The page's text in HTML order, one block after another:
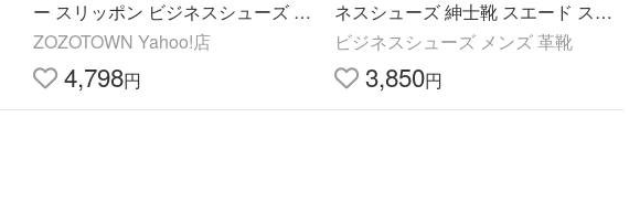
ー スリッポン ビジネスシューズ 韓
国ファッション きれいめ カジュア
ル 通勤 通学（80…
ZOZOTOWN Yahoo!店
4,798円
ネスシューズ 紳士靴 スエード スウ
ェード 学生 男子 おしゃれ
ビジネスシューズ メンズ 革靴
3,850円